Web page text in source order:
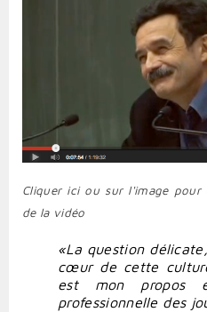
Cliquer ici ou sur l'image pour
de la vidéo
«La question
cœur de cette
est mon propos
professionnelle des